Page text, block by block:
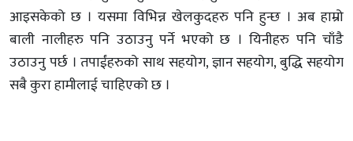
आइसकेको छ । यसमा विभिन्न खेलकुदहरु पनि हुन्छ । अब हाम्रो
बाली नालीहरु पनि उठाउनु पर्ने भएको छ । यिनीहरु पनि चाँडै
उठाउनु पर्छ । तपाईंहरुको साथ सहयोग, ज्ञान सहयोग, बुद्धि सहयोग
सबै कुरा हामीलाई चाहिएको छ ।